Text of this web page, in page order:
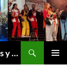
EsperanzARTE – Asociación de artistas y creativos cristianos